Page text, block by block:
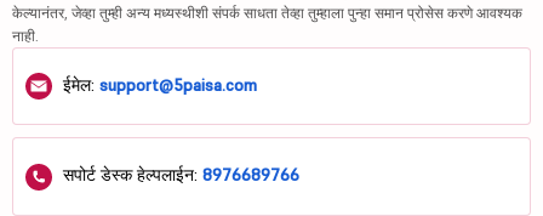
केल्यानंतर, जेव्हा तुम्ही अन्य मध्यस्थीशी संपर्क साधता तेव्हा तुम्हाला पुन्हा समान प्रोसेस करणे आवश्यक
नाही.
ईमेल: support@5paisa.com
सपोर्ट डेस्क हेल्पलाईन: 8976689766